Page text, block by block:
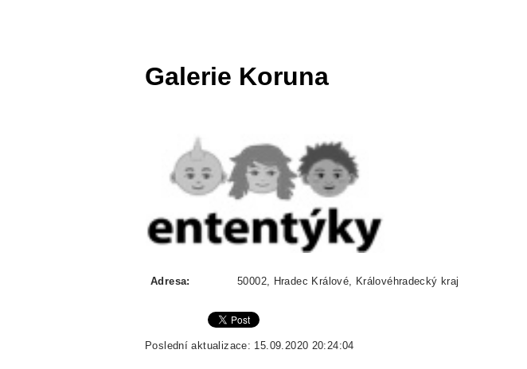
Galerie Koruna
Adresa: 50002, Hradec Králové, Královéhradecký kraj
Poslední aktualizace: 15.09.2020 20:24:04